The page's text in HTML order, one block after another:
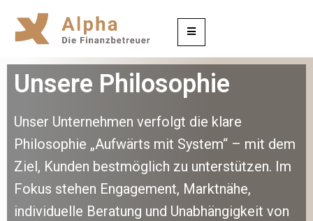
Unsere Philosophie
Unser Unternehmen verfolgt die klare
Philosophie „Aufwärts mit System“ – mit dem
Ziel, Kunden bestmöglich zu unterstützen. Im
Fokus stehen Engagement, Marktnähe,
individuelle Beratung und Unabhängigkeit von